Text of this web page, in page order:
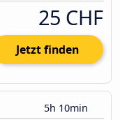
25 CHF
Jetzt finden
5h 10min